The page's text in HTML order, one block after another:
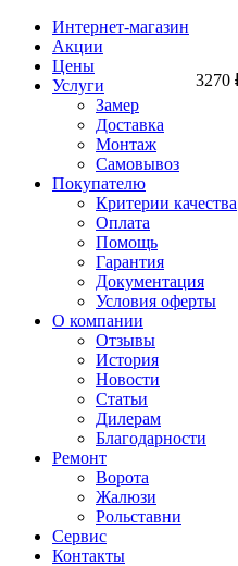
Интернет-магазин
Акции
Цены
Услуги
Замер
Доставка
Монтаж
Самовывоз
Покупателю
Критерии качества
Оплата
Помощь
Гарантия
Документация
Условия оферты
О компании
Отзывы
История
Новости
Статьи
Дилерам
Благодарности
Ремонт
Ворота
Жалюзи
Рольставни
Сервис
Контакты
3270